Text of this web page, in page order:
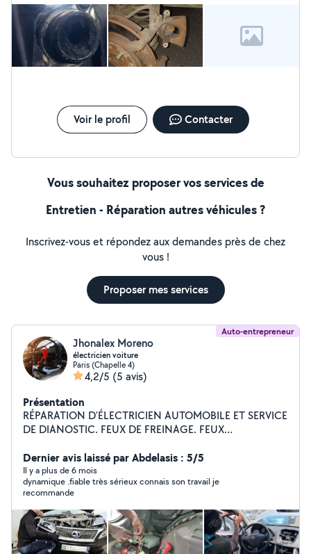
Voir le profil Contacter
Vous souhaitez proposer vos services de
Entretien - Réparation autres véhicules ?
Inscrivez-vous et répondez aux demandes près de chez
vous !
Proposer mes services
Auto-entrepreneur
Jhonalex Moreno
électricien voiture
Paris (Chapelle 4)
4,2/5 (5 avis)
Présentation
RÉPARATION D'ÉLECTRICIEN AUTOMOBILE ET SERVICE
DE DIANOSTIC. FEUX DE FREINAGE. FEUX
ET DE CROISEMENT. INSTALLATION DE LUMIÈRES LED.
SYSTÈME DE CHARGE DE RÉPARATION. ALTERNATEUR.
SYSTÈMES DE DÉMARRAGE. SERRURE CENTRALE.
INSTALLATION D'ÉCRAN ANDROID ET DE CAMÉRA DE
RECUL. RÉPARATION DE COURT-CIRCUITS EN
GÉNÉRAL. HOME SERVICE PARIS ET TOUTE LA
RÉGION.
Dernier avis laissé par Abdelasis : 5/5
Il y a plus de 6 mois
dynamique .fiable très sérieux connais son travail je
recommande